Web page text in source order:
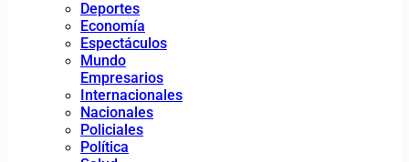
Deportes
Economía
Espectáculos
Mundo
Empresarios
Internacionales
Nacionales
Policiales
Política